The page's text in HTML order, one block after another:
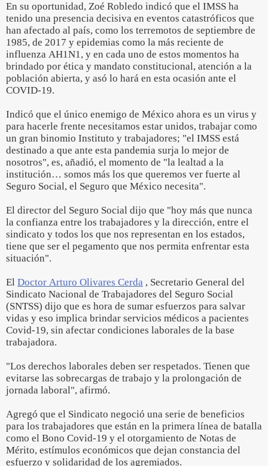
En su oportunidad, Zoé Robledo indicó que el IMSS ha
tenido una presencia decisiva en eventos catastróficos que
han afectado al país, como los terremotos de septiembre de
1985, de 2017 y epidemias como la más reciente de
influenza AH1N1, y en cada uno de estos momentos ha
brindado por ética y mandato constitucional, atención a la
población abierta, y asó lo hará en esta ocasión ante el
COVID-19.
Indicó que el único enemigo de México ahora es un virus y
para hacerle frente necesitamos estar unidos, trabajar como
un gran binomio Instituto y trabajadores; "el IMSS está
destinado a que ante esta pandemia surja lo mejor de
nosotros", es, añadió, el momento de "la lealtad a la
institución… somos más los que queremos ver fuerte al
Seguro Social, el Seguro que México necesita".
El director del Seguro Social dijo que "hoy más que nunca
la confianza entre los trabajadores y la dirección, entre el
sindicato y todos los que nos representan en los estados,
tiene que ser el pegamento que nos permita enfrentar esta
situación".
El Doctor Arturo Olivares Cerda , Secretario General del
Sindicato Nacional de Trabajadores del Seguro Social
(SNTSS) dijo que es hora de sumar esfuerzos para salvar
vidas y eso implica brindar servicios médicos a pacientes
Covid-19, sin afectar condiciones laborales de la base
trabajadora.
"Los derechos laborales deben ser respetados. Tienen que
evitarse las sobrecargas de trabajo y la prolongación de
jornada laboral", afirmó.
Agregó que el Sindicato negoció una serie de beneficios
para los trabajadores que están en la primera línea de batalla
como el Bono Covid-19 y el otorgamiento de Notas de
Mérito, estímulos económicos que dejan constancia del
esfuerzo y solidaridad de los agremiados.